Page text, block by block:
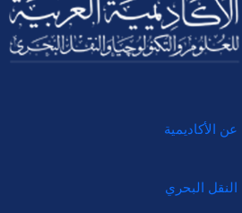
عن الأكاديمية
النقل البحري